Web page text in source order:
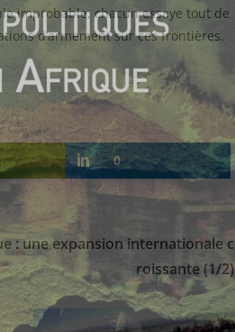
improbable, chacun essaye tout de
d’armement sur ces frontières.
0
: une expansion internationale c
roissante (1/2)